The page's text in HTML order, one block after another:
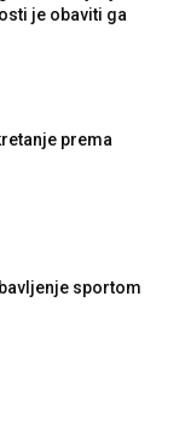
je obaviti ga
prema
sportom